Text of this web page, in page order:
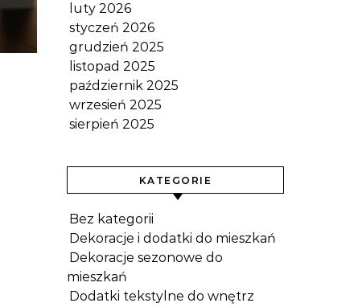
luty 2026
styczeń 2026
grudzień 2025
listopad 2025
październik 2025
wrzesień 2025
sierpień 2025
KATEGORIE
Bez kategorii
Dekoracje i dodatki do mieszkań
Dekoracje sezonowe do
mieszkań
Dodatki tekstylne do wnętrz